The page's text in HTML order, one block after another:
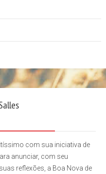
com sua iniciativa de
anunciar, com seu
reflexões, a Boa Nova de